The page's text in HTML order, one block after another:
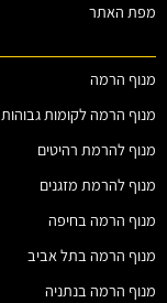
מפת האתר
מנוף הרמה
מנוף הרמה לקומות גבוהות
מנוף להרמת רהיטים
מנוף להרמת מזגנים
מנוף הרמה בחיפה
מנוף הרמה בתל אביב
מנוף הרמה בנתניה